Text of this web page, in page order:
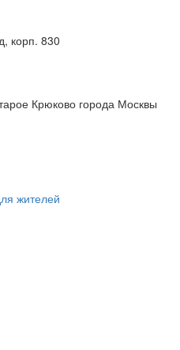
корп. 830
Крюково города Москвы
жителей